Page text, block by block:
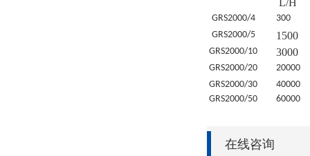
L/H
GRS2000/4 300
GRS2000/5 1500
GRS2000/10 3000
GRS2000/20 20000
GRS2000/30 40000
GRS2000/50 60000
在线咨询